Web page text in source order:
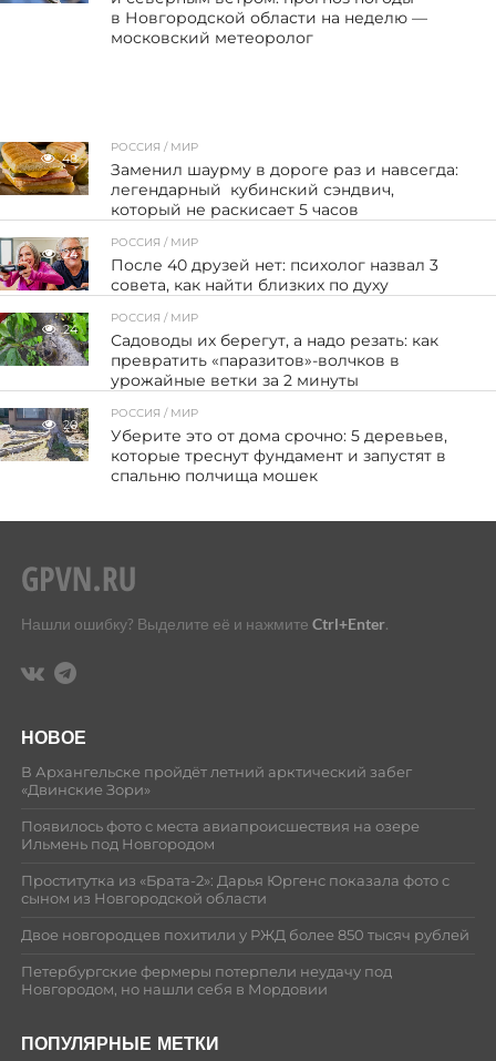
в Новгородской области на неделю —
московский метеоролог
48
РОССИЯ / МИР
Заменил шаурму в дороге раз и навсегда:
легендарный кубинский сэндвич,
который не раскисает 5 часов
24
РОССИЯ / МИР
После 40 друзей нет: психолог назвал 3
совета, как найти близких по духу
24
РОССИЯ / МИР
Садоводы их берегут, а надо резать: как
превратить «паразитов»-волчков в
урожайные ветки за 2 минуты
20
РОССИЯ / МИР
Уберите это от дома срочно: 5 деревьев,
которые треснут фундамент и запустят в
спальню полчища мошек
Нашли ошибку? Выделите её и нажмите Ctrl+Enter.
НОВОЕ
В Архангельске пройдёт летний арктический забег
«Двинские Зори»
Появилось фото с места авиапроисшествия на озере
Ильмень под Новгородом
Проститутка из «Брата-2»: Дарья Юргенс показала фото с
сыном из Новгородской области
Двое новгородцев похитили у РЖД более 850 тысяч рублей
Петербургские фермеры потерпели неудачу под
Новгородом, но нашли себя в Мордовии
ПОПУЛЯРНЫЕ МЕТКИ